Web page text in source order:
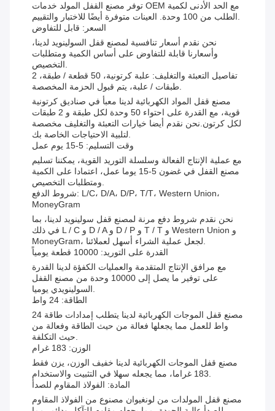
توفر مصنع القفل المولد خدمات OEM مع الحد الأدنى لكمية
الطلب من 100 وحدة. العينات متوفرة أيضًا للاختبار والتقييم.
السعر: قابل للتفاوض
نحن نقدم أسعار تنافسية لمصنع قفل السولينويد لدينا،
وأسعارنا قابلة للتفاوض على أساس الكمية ومتطلبات
التخصيص.
تفاصيل التعبئة والتغليف: علبة كرتونية، 50 قطعة / طبقة، 2
طبقات / علبة، يتم قبول الحزمة المخصصة.
مصنع قفل المواد الكهربائية لدينا معبأ في صناديق كرتونية
قوية، مع القدرة على احتواء 50 وحدة لكل طبقة و 2 طبقات
لكل كرتون.نحن نقدم أيضا خيارات التعبئة والتغليف مخصصة
لتلبية الاحتياجات الخاصة بك.
وقت التسليم: 5-15 يوم عمل
مع عملية الإنتاج الفعالة وسلسلة التوريد القوية، يمكننا تسليم
مصنع القفل في غضون 5-15 يوما عمل، اعتمادا على الكمية
ومتطلبات التخصيص.
شروط الدفع: L/C، D/A، D/P، T/T، Western Union،
MoneyGram
نحن نقدم شروط دفع مرنة لمصنع قفل سولينويد لدينا، بما
في ذلك L / C و D / A و D / P و T / T و Western Union و
MoneyGram، لجعل عملية الشراء أسهل لعملائنا.
القدرة على التوريد: 10000 قطعة يومياً
مع مرافق الإنتاج المتقدمة والعمليات الكفؤة لدينا القدرة
على توفير ما يصل إلى 10000 وحدة من مصنع القفل
السولينويدي يوميا.
الطاقة: 24 واط
مصنع قفل الموجات الكهربائية لدينا يتطلب إمدادات طاقة 24
واط للعمل مما يجعلها فعالة من حيث الطاقة وفعالة من
حيث التكلفة.
الوزن: 183 غرام
مصنع قفل الموجات الكهربائية لدينا خفيف الوزن، يزن فقط
183 غراما، مما يجعله سهلا في التثبيت والاستخدام.
المادة: الفولاذ المقاوم للصدأ
مصنع قفل المولدات من لونغيوان مصنوع من الفولاذ المقاوم